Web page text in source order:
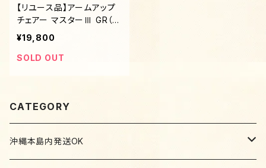
【リユース品】アームアップ
チェアー マスターⅢ GR（グ
リーン）
¥19,800
SOLD OUT
CATEGORY
沖縄本島内発送OK